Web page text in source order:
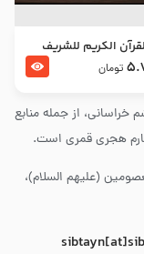
از جمله منابع
هجری قمری است.
(علیهم السلام)،
الكريم للشريف
قدس سرّه
تومان